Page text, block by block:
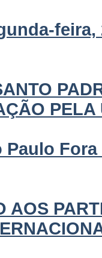
feira,
PELA
Paulo
AOS